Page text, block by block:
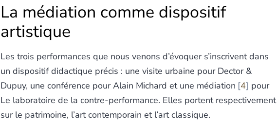
La médiation comme dispositif
artistique
Les trois performances que nous venons d’évoquer s’inscrivent dans
un dispositif didactique précis : une visite urbaine pour Dector &
Dupuy, une conférence pour Alain Michard et une médiation 4 pour
Le laboratoire de la contre-performance. Elles portent respectivement
sur le patrimoine, l’art contemporain et l’art classique.